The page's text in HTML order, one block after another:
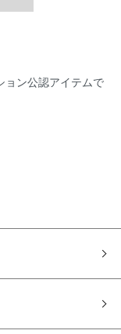
ョン公認アイテムで